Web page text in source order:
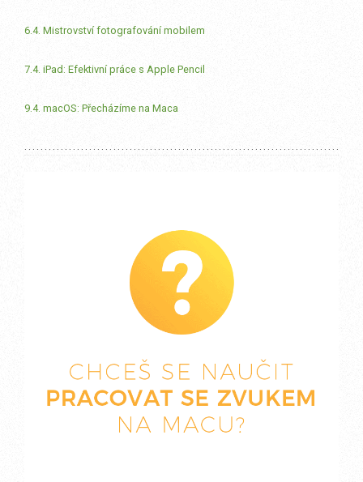
6.4. Mistrovství fotografování mobilem
7.4. iPad: Efektivní práce s Apple Pencil
9.4. macOS: Přecházíme na Maca